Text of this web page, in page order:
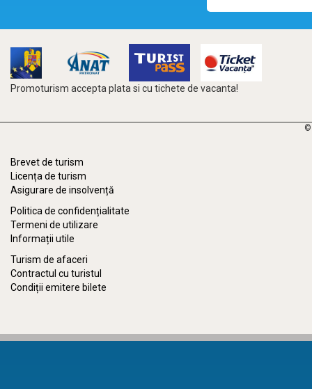
Promoturism accepta plata si cu tichete de vacanta!
©
Brevet de turism
Licența de turism
Asigurare de insolvență
Politica de confidențialitate
Termeni de utilizare
Informații utile
Turism de afaceri
Contractul cu turistul
Condiții emitere bilete